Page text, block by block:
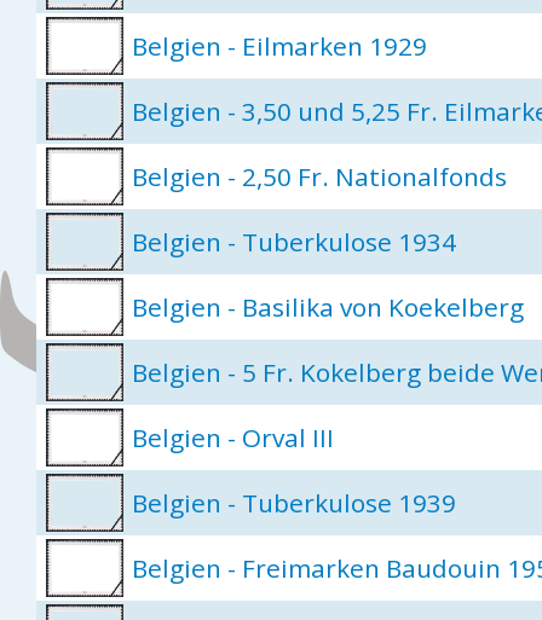
Belgien - Eilmarken 1929
Belgien - 3,50 und 5,25 Fr.
Belgien - 2,50 Fr. Nationalfonds
Belgien - Tuberkulose 1934
Belgien - Basilika von Koekelberg
Belgien - 5 Fr. Kokelberg beide
Belgien - Orval III
Belgien - Tuberkulose 1939
Belgien - Freimarken Baudouin